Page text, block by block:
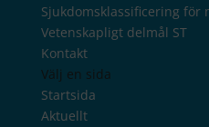
Sjukdomsklassificering för
Vetenskapligt delmål ST
Kontakt
Välj en sida
Startsida
Aktuellt